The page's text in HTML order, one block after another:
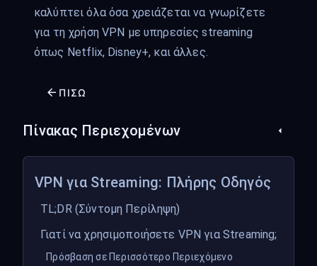
καλύπτει όλα όσα χρειάζεται να γνωρίζετε
για τη χρήση VPN με υπηρεσίες streaming
όπως Netflix, Disney+, και άλλες.
ΠΊΣΩ
Πίνακας Περιεχομένων
VPN για Streaming: Πλήρης Οδηγός
TL;DR (Σύντομη Περίληψη)
Γιατί να χρησιμοποιήσετε VPN για Streaming;
Πρόσβαση σε Περισσότερο Περιεχόμενο